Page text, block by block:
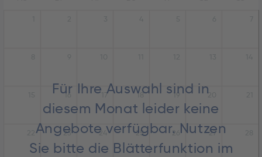
Für Ihre Auswahl sind in
diesem Monat leider keine
Angebote verfügbar. Nutzen
Sie bitte die Blätterfunktion im
16 17 18 19 20
23 24 25 26 27